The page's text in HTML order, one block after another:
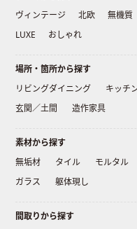
ヴィンテージ
北欧 無機質
LUXE
おしゃれ
場所・箇所から探す
リビングダイニング
キッチ
玄関／土間
造作家具
素材から探す
無垢材
タイル モルタル
ガラス
躯体現し
間取りから探す